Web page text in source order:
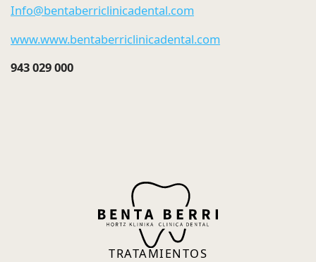
Info@bentaberriclinicadental.com
www.www.bentaberriclinicadental.com
943 029 000
TRATAMIENTOS